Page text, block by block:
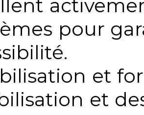
pour
et
et